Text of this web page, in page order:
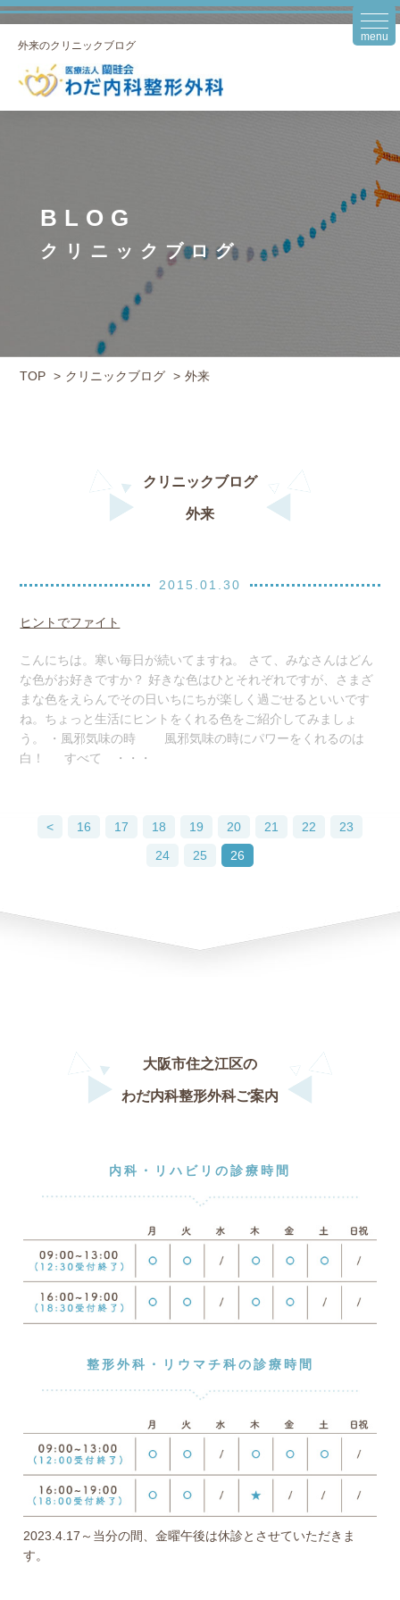
外来のクリニックブログ
BLOG
クリニックブログ
TOP クリニックブログ 外来
クリニックブログ
外来
2015.01.30
ヒントでファイト
こんにちは。寒い毎日が続いてますね。 さて、みなさんはどん
な色がお好きですか？ 好きな色はひとそれぞれですが、さまざ
まな色をえらんでその日いちにちが楽しく過ごせるといいです
ね。ちょっと生活にヒントをくれる色をご紹介してみましょ
う。 ・風邪気味の時 風邪気味の時にパワーをくれるのは
白！ すべて ・・・
< 16 17 18 19 20 21 22
23
24
25 26
大阪市住之江区の
わだ内科整形外科ご案内
内科・リハビリの診療時間
整形外科・リウマチ科の診療時間
2023.4.17～当分の間、金曜午後は休診とさせていただきま
す。